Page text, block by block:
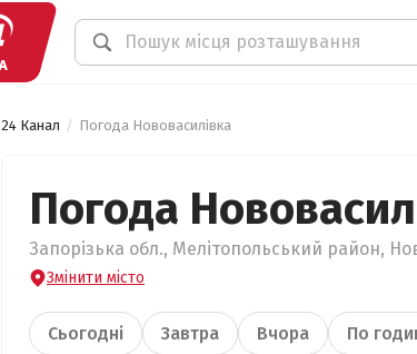
24 Канал Погода Нововасилівка
Погода
Запорізька обл., Мелітопольський район,
Змінити місто
Сьогодні Завтра Вчора По